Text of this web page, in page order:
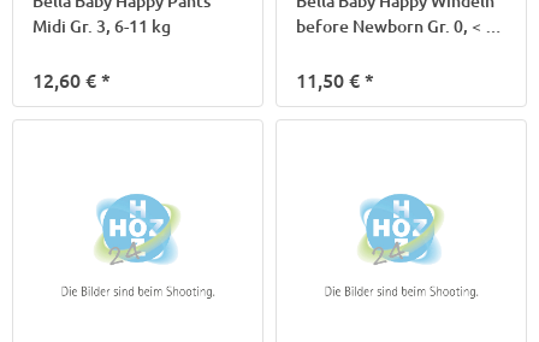
Midi Gr. 3, 6-11 kg
12,60 €*
before Newborn Gr. 0, < 2
11,50 €*